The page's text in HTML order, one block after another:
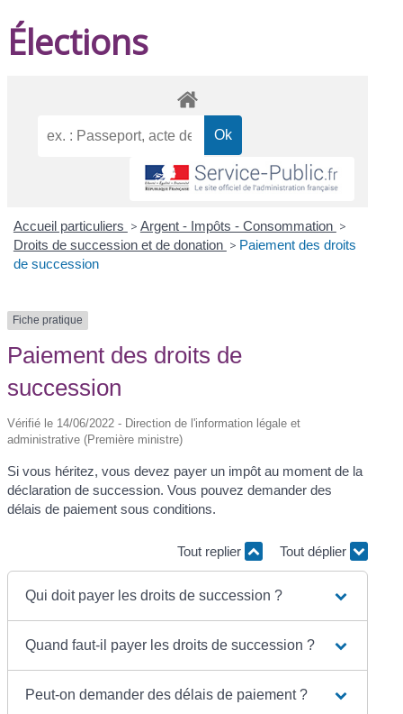
Élections
Accueil particuliers > Argent - Impôts - Consommation >
Droits de succession et de donation > Paiement des droits
de succession
Fiche pratique
Paiement des droits de
succession
Vérifié le 14/06/2022 - Direction de l'information légale et
administrative (Première ministre)
Si vous héritez, vous devez payer un impôt au moment de la
déclaration de succession. Vous pouvez demander des
délais de paiement sous conditions.
Tout replier Tout déplier
Qui doit payer les droits de succession ?
Quand faut-il payer les droits de succession ?
Peut-on demander des délais de paiement ?